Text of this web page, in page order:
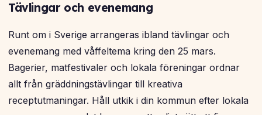
Tävlingar och evenemang
Runt om i Sverige arrangeras ibland tävlingar och
evenemang med våffeltema kring den 25 mars.
Bagerier, matfestivaler och lokala föreningar ordnar
allt från gräddningstävlingar till kreativa
receptutmaningar. Håll utkik i din kommun efter lokala